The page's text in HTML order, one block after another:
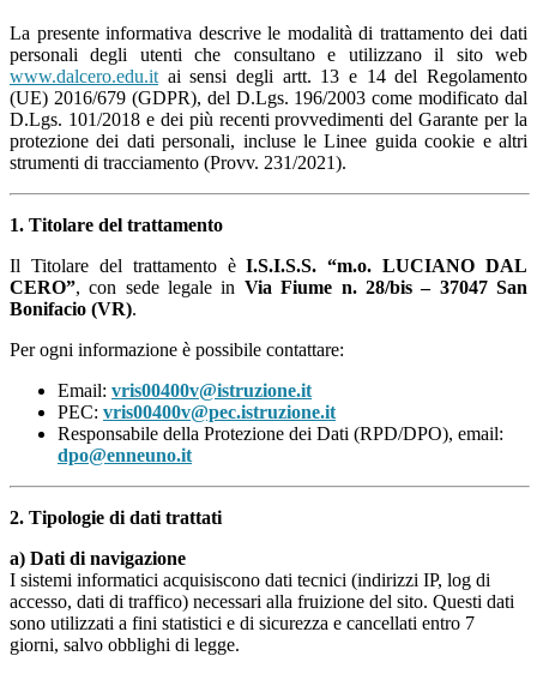
La presente informativa descrive le modalità di trattamento dei dati
personali degli utenti che consultano e utilizzano il sito web
www.dalcero.edu.itai sensi degli artt. 13 e 14 del Regolamento
(UE) 2016/679 (GDPR), del D.Lgs. 196/2003 come modificato dal
D.Lgs. 101/2018 e dei più recenti provvedimenti del Garante per la
protezione dei dati personali, incluse le Linee guida cookie e altri
strumenti di tracciamento (Provv. 231/2021).
1. Titolare del trattamento
Il Titolare del trattamento èI.S.I.S.S. “m.o. LUCIANO DAL
CERO”, con sede legale in Via Fiume n. 28/bis – 37047 San
Bonifacio (VR).
Per ogni informazione è possibile contattare:
Email: vris00400v@istruzione.it
PEC: vris00400v@pec.istruzione.it
Responsabile della Protezione dei Dati (RPD/DPO), email:
dpo@enneuno.it
2. Tipologie di dati trattati
a) Dati di navigazione
I sistemi informatici acquisiscono dati tecnici (indirizzi IP, log di
accesso, dati di traffico) necessari alla fruizione del sito. Questi dati
sono utilizzati a fini statistici e di sicurezza e cancellati entro 7
giorni, salvo obblighi di legge.